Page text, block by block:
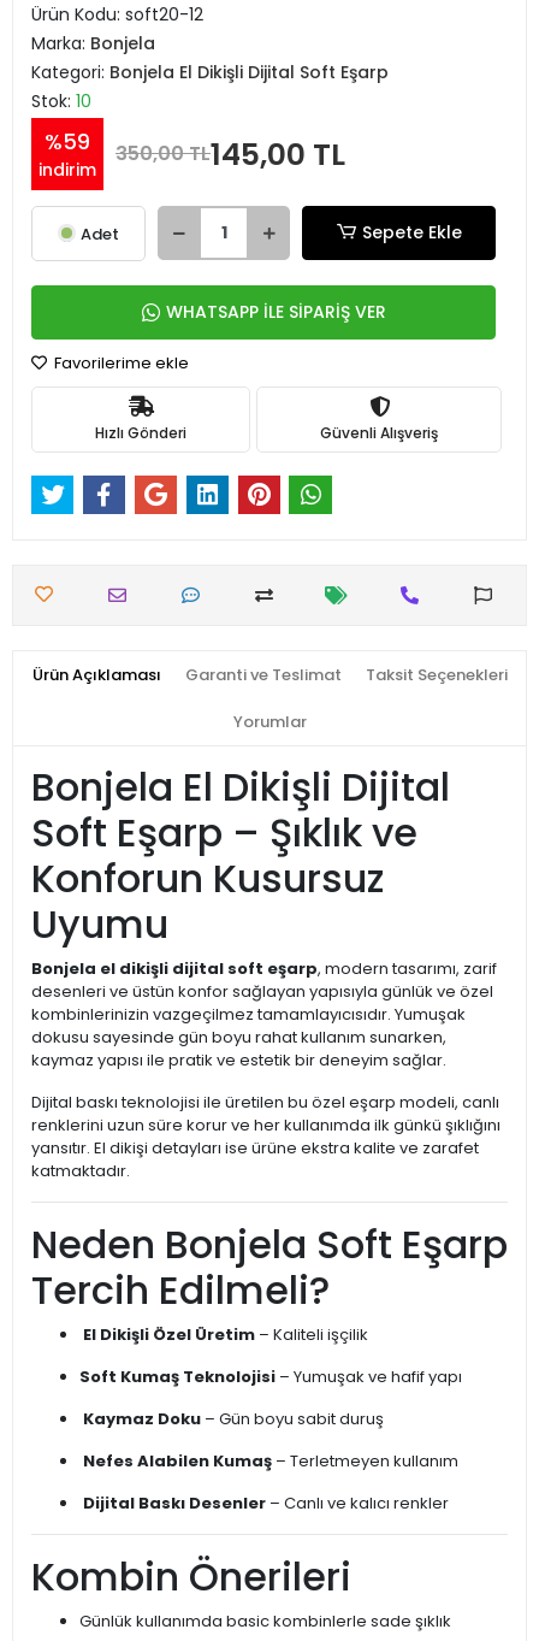
Ürün Kodu: soft20-12
Marka: Bonjela
Kategori: Bonjela El Dikişli Dijital Soft Eşarp
Stok: 10
%59
indirim
350,00 TL145,00 TL
Adet Sepete Ekle
WHATSAPP İLE SİPARİŞ VER
Favorilerime ekle
Hızlı Gönderi Güvenli Alışveriş
Ürün Açıklaması Garanti ve Teslimat Taksit Seçenekleri
Yorumlar
Bonjela El Dikişli Dijital
Soft Eşarp – Şıklık ve
Konforun Kusursuz
Uyumu
Bonjela el dikişli dijital soft eşarp, modern tasarımı, zarif
desenleri ve üstün konfor sağlayan yapısıyla günlük ve özel
kombinlerinizin vazgeçilmez tamamlayıcısıdır. Yumuşak
dokusu sayesinde gün boyu rahat kullanım sunarken,
kaymaz yapısı ile pratik ve estetik bir deneyim sağlar.
Dijital baskı teknolojisi ile üretilen bu özel eşarp modeli, canlı
renklerini uzun süre korur ve her kullanımda ilk günkü şıklığını
yansıtır. El dikişi detayları ise ürüne ekstra kalite ve zarafet
katmaktadır.
Neden Bonjela Soft Eşarp
Tercih Edilmeli?
El Dikişli Özel Üretim – Kaliteli işçilik
Soft Kumaş Teknolojisi – Yumuşak ve hafif yapı
Kaymaz Doku – Gün boyu sabit duruş
Nefes Alabilen Kumaş – Terletmeyen kullanım
Dijital Baskı Desenler – Canlı ve kalıcı renkler
Kombin Önerileri
Günlük kullanımda basic kombinlerle sade şıklık